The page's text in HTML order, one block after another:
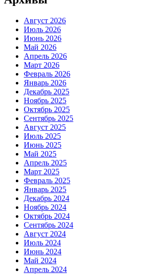
Август 2026
Июль 2026
Июнь 2026
Май 2026
Апрель 2026
Март 2026
Февраль 2026
Январь 2026
Декабрь 2025
Ноябрь 2025
Октябрь 2025
Сентябрь 2025
Август 2025
Июль 2025
Июнь 2025
Май 2025
Апрель 2025
Март 2025
Февраль 2025
Январь 2025
Декабрь 2024
Ноябрь 2024
Октябрь 2024
Сентябрь 2024
Август 2024
Июль 2024
Июнь 2024
Май 2024
Апрель 2024